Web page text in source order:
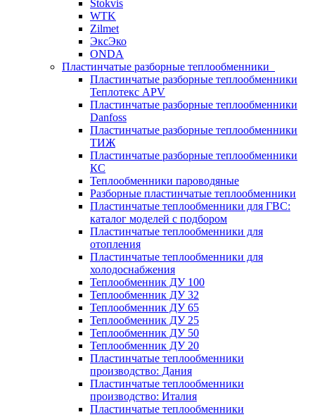
Stokvis
WTK
Zilmet
ЭксЭко
ONDA
Пластинчатые разборные теплообменники
Пластинчатые разборные теплообменники
Теплотекс APV
Пластинчатые разборные теплообменники
Danfoss
Пластинчатые разборные теплообменники
ТИЖ
Пластинчатые разборные теплообменники
КC
Теплообменники пароводяные
Разборные пластинчатые теплообменники
Пластинчатые теплообменники для ГВС:
каталог моделей с подбором
Пластинчатые теплообменники для
отопления
Пластинчатые теплообменники для
холодоснабжения
Теплообменник ДУ 100
Теплообменник ДУ 32
Теплообменник ДУ 65
Теплообменник ДУ 25
Теплообменник ДУ 50
Теплообменник ДУ 20
Пластинчатые теплообменники
производство: Дания
Пластинчатые теплообменники
производство: Италия
Пластинчатые теплообменники